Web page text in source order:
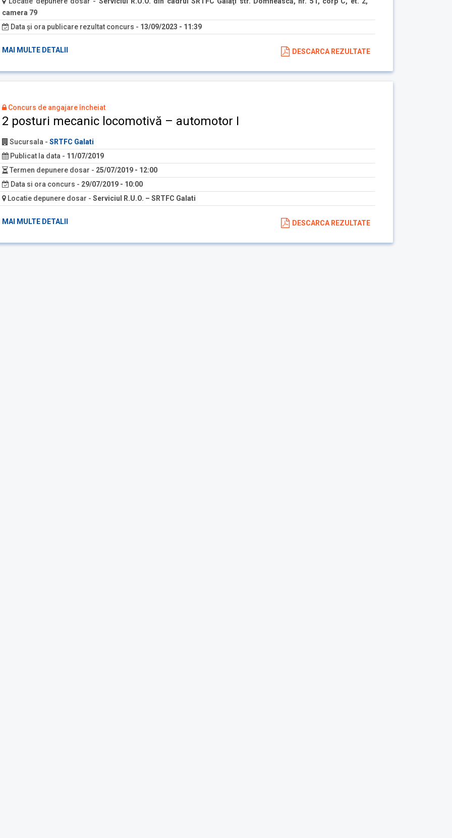
camera 79
Data și ora publicare rezultat concurs - 13/09/2023 - 11:39
MAI MULTE DETALII DESCARCA REZULTATE
Concurs de angajare încheiat
2 posturi mecanic locomotivă – automotor I
Sucursala - SRTFC Galati
Publicat la data - 11/07/2019
Termen depunere dosar - 25/07/2019 - 12:00
Data si ora concurs - 29/07/2019 - 10:00
Locatie depunere dosar - Serviciul R.U.O. – SRTFC Galati
MAI MULTE DETALII DESCARCA REZULTATE